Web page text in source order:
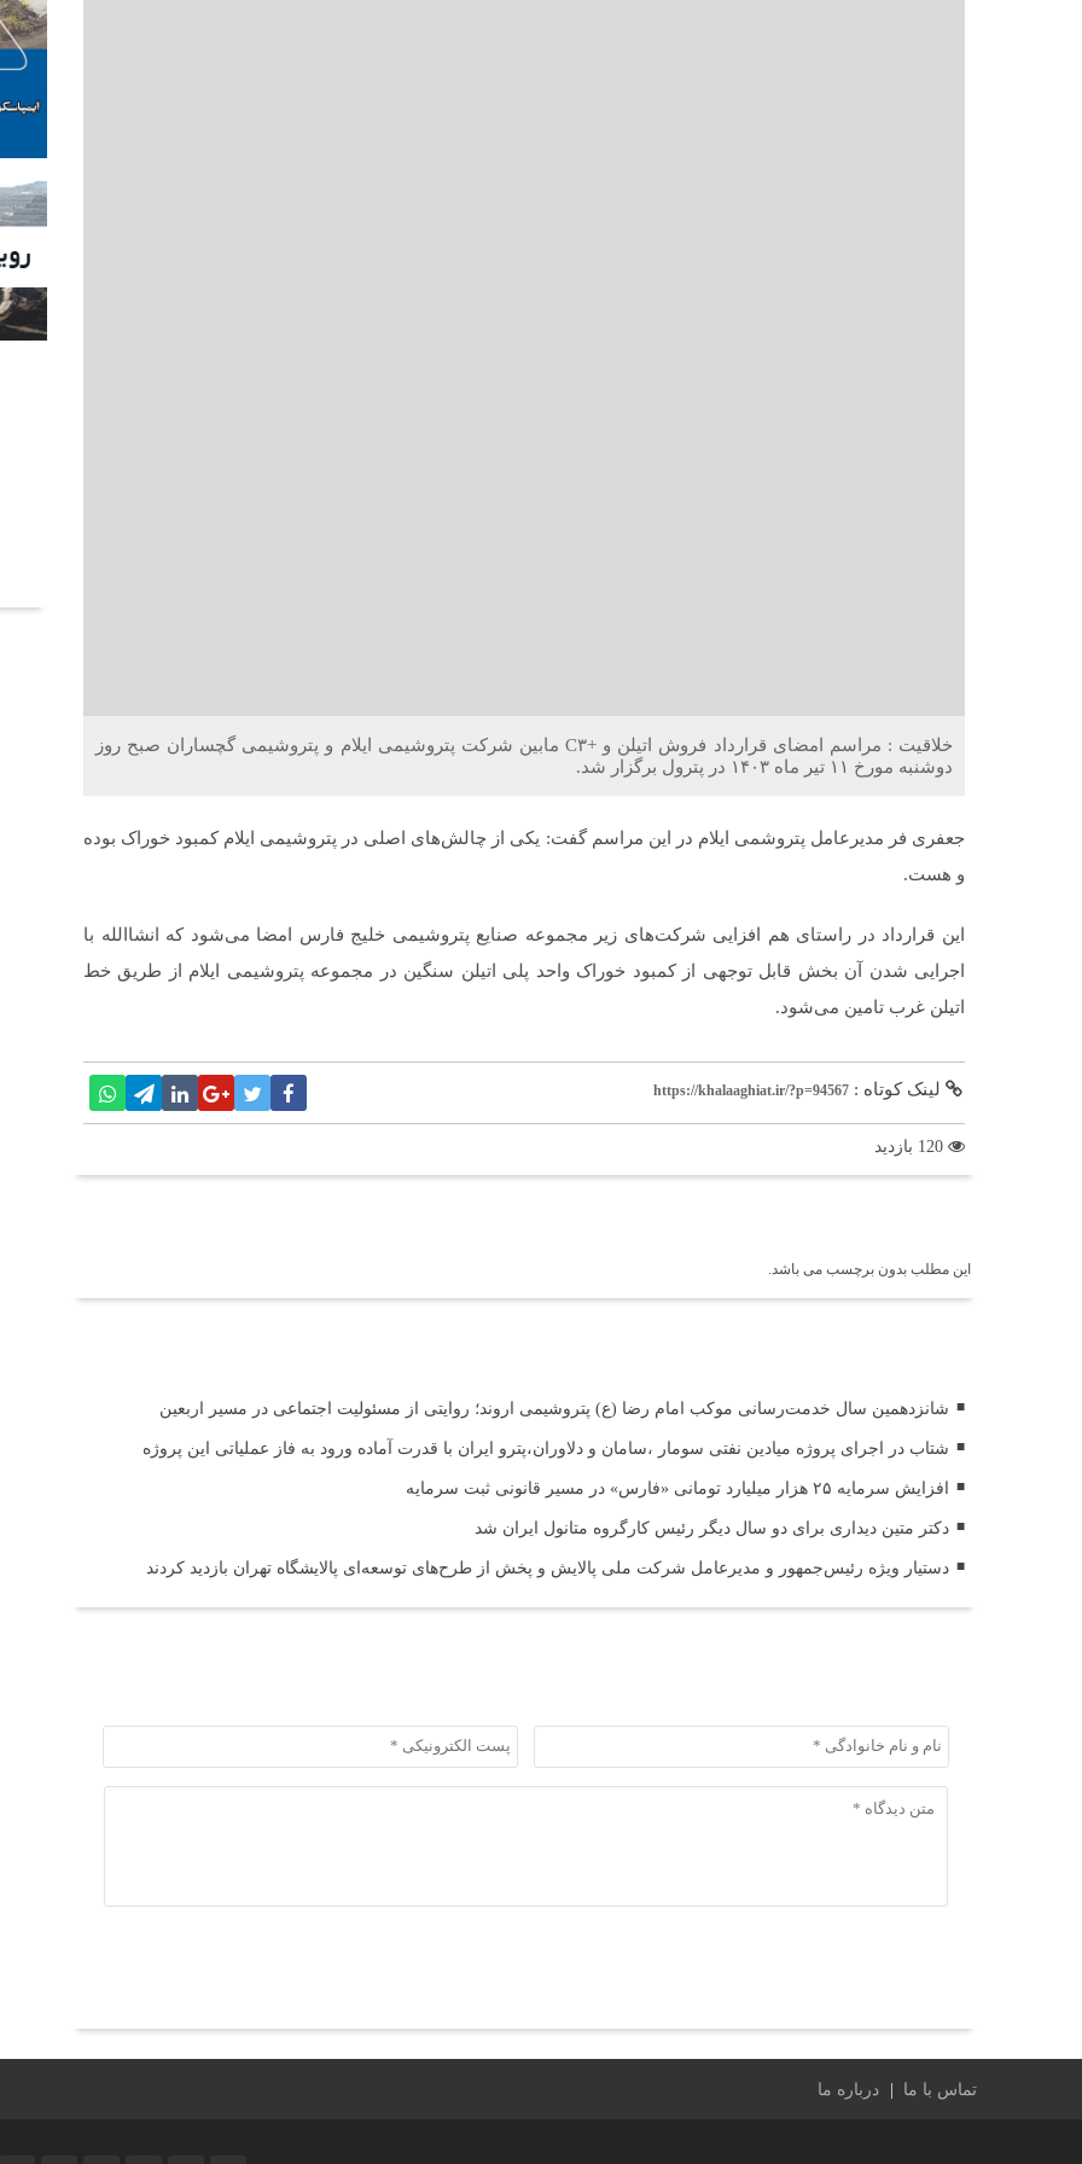
خلاقیت : مراسم امضای قرارداد فروش اتیلن و +C۳ مابین شرکت پتروشیمی ایلام و پتروشیمی گچساران صبح روز
دوشنبه مورخ ۱۱ تیر ماه ۱۴۰۳ در پترول برگزار شد.
جعفری فر مدیرعامل پتروشمی ایلام در این مراسم گفت: یکی از چالش‌های اصلی در پتروشیمی ایلام کمبود خوراک بوده
و هست.
این قرارداد در راستای هم افزایی شرکت‌های زیر مجموعه صنایع پتروشیمی خلیج فارس امضا می‌شود که انشاالله با
اجرایی شدن آن بخش قابل توجهی از کمبود خوراک واحد پلی اتیلن سنگین در مجموعه پتروشیمی ایلام از طریق خط
اتیلن غرب تامین می‌شود.
لینک کوتاه : https://khalaaghiat.ir/?p=94567
این مطلب بدون برچسب می باشد.
شانزدهمین سال خدمت‌رسانی موکب امام رضا (ع) پتروشیمی اروند؛ روایتی از مسئولیت اجتماعی در مسیر اربعین
شتاب در اجرای پروژه میادین نفتی سومار ،سامان و دلاوران،پترو ایران با قدرت آماده ورود به فاز عملیاتی این پروژه
افزایش سرمایه ۲۵ هزار میلیارد تومانی «فارس» در مسیر قانونی ثبت سرمایه
دکتر متین دیداری برای دو سال دیگر رئیس کارگروه متانول ایران شد
دستیار ویژه رئیس‌جمهور و مدیرعامل شرکت ملی پالایش و پخش از طرح‌های توسعه‌ای پالایشگاه تهران بازدید کردند
تماس با ما درباره ما